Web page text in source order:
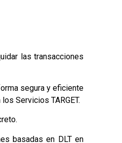
las transacciones
segura y eficiente
Servicios TARGET.
basadas en DLT en